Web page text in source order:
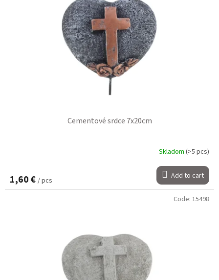
Cementové srdce 7x20cm
Skladom (>5 pcs)
1,60 € / pcs Add to cart
Code: 15498